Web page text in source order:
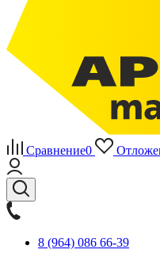
Сравнение0
8 (964) 086 66-39